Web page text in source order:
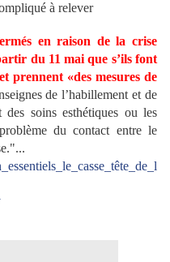
à relever
en raison de la crise
du 11 mai que s’ils font
prennent «des mesures de
de l’habillement et de
des soins esthétiques ou les
du contact entre le